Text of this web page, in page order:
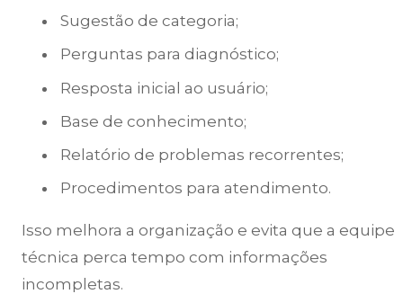
Sugestão de categoria;
Perguntas para diagnóstico;
Resposta inicial ao usuário;
Base de conhecimento;
Relatório de problemas recorrentes;
Procedimentos para atendimento.
Isso melhora a organização e evita que a equipe
técnica perca tempo com informações
incompletas.